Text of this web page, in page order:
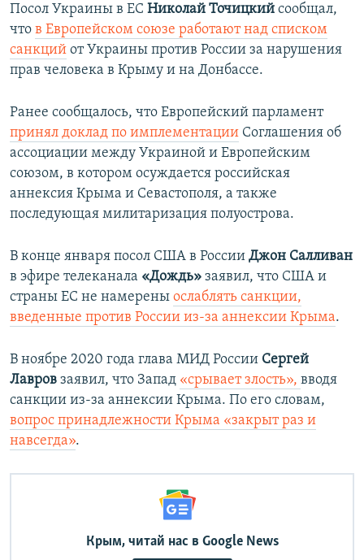
Посол Украины в ЕС Николай Точицкий сообщал,
что в Европейском союзе работают над списком
санкций от Украины против России за нарушения
прав человека в Крыму и на Донбассе.
Ранее сообщалось, что Европейский парламент
принял доклад по имплементации Соглашения об
ассоциации между Украиной и Европейским
союзом, в котором осуждается российская
аннексия Крыма и Севастополя, а также
последующая милитаризация полуострова.
В конце января посол США в России Джон Салливан
в эфире телеканала «Дождь» заявил, что США и
страны ЕС не намерены ослаблять санкции,
введенные против России из-за аннексии Крыма.
В ноябре 2020 года глава МИД России Сергей
Лавров заявил, что Запад «срывает злость», вводя
санкции из-за аннексии Крыма. По его словам,
вопрос принадлежности Крыма «закрыт раз и
навсегда».
Крым, читай нас в Google News